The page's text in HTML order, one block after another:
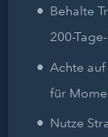
Behalte
200-
Achte
für
Nutze